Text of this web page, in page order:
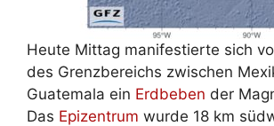
Heute Mittag manifestierte sich
des Grenzbereichs zwischen
Guatemala ein Erdbeben der
Das Epizentrum wurde 18 km